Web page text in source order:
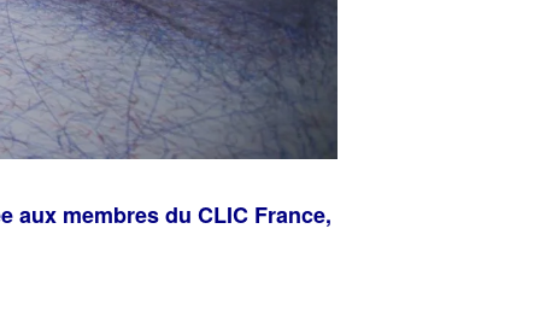
aux membres du CLIC France,